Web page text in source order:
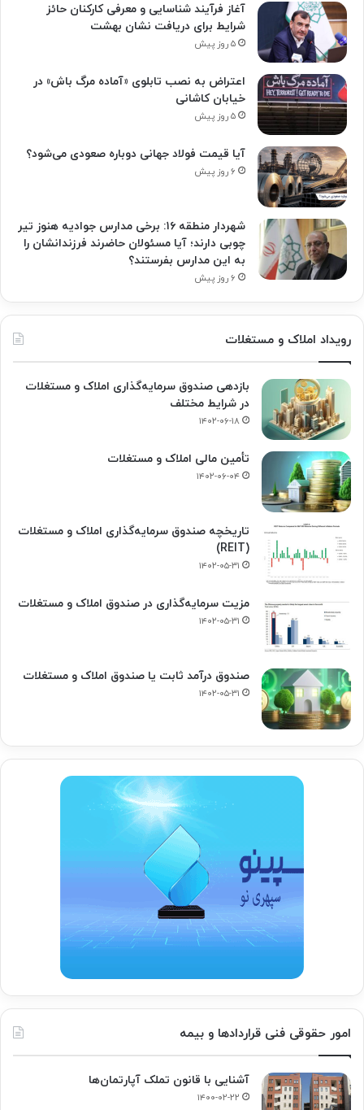
آغاز فرآیند شناسایی و معرفی کارکنان حائز
شرایط برای دریافت نشان بهشت
۵ روز پیش
اعتراض به نصب تابلوی «آماده مرگ باش» در
خیابان کاشانی
۵ روز پیش
آیا قیمت فولاد جهانی دوباره صعودی می‌شود؟
۶ روز پیش
شهردار منطقه ۱۶: برخی مدارس جوادیه هنوز تیر
چوبی دارند؛ آیا مسئولان حاضرند فرزندانشان را
به این مدارس بفرستند؟
۶ روز پیش
رویداد املاک و مستغلات
بازدهی صندوق سرمایه‌گذاری املاک و مستغلات
در شرایط مختلف
۱۴۰۲-۰۶-۱۸
تأمین مالی املاک و مستغلات
۱۴۰۲-۰۶-۰۴
تاریخچه صندوق سرمایه‌گذاری املاک و مستغلات
(REIT)
۱۴۰۲-۰۵-۳۱
مزیت سرمایه‌گذاری در صندوق املاک و مستغلات
۱۴۰۲-۰۵-۳۱
صندوق درآمد ثابت یا صندوق املاک و مستغلات
۱۴۰۲-۰۵-۳۱
امور حقوقی فنی قراردادها و بیمه
آشنایی با قانون تملک آپارتمان‌ها
۱۴۰۰-۰۲-۲۲